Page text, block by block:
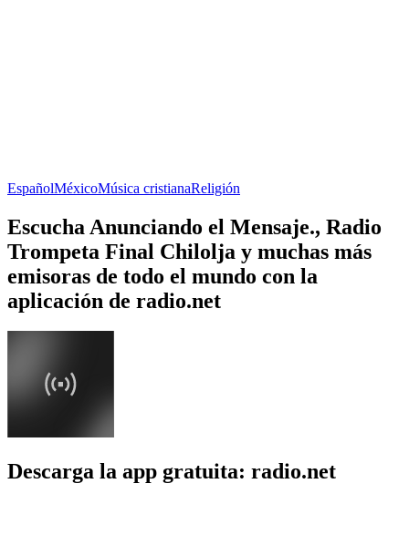
EspañolMéxicoMúsica cristianaReligión
Escucha Anunciando el Mensaje., Radio
Trompeta Final Chilolja y muchas más
emisoras de todo el mundo con la
aplicación de radio.net
Descarga la app gratuita: radio.net